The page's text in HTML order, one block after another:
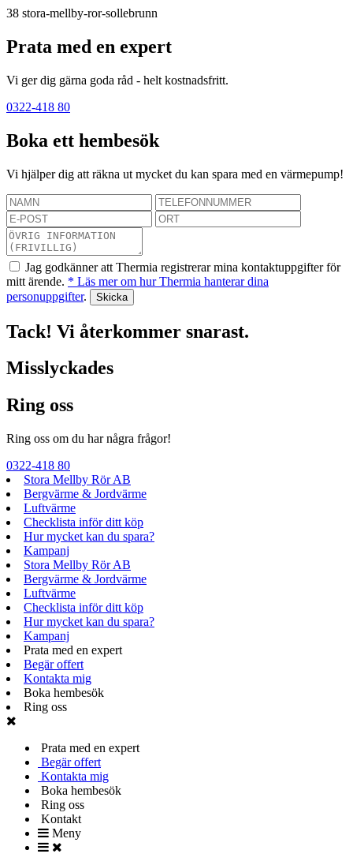
38 stora-mellby-ror-sollebrunn
Prata med en expert
Vi ger dig gärna goda råd - helt kostnadsfritt.
0322-418 80
Boka ett hembesök
Vi hjälper dig att räkna ut mycket du kan spara med en värmepump!
Jag godkänner att Thermia registrerar mina kontaktuppgifter för
mitt ärende. * Läs mer om hur Thermia hanterar dina
personuppgifter.
Tack! Vi återkommer snarast.
Misslyckades
Ring oss
Ring oss om du har några frågor!
0322-418 80
Stora Mellby Rör AB
Bergvärme & Jordvärme
Luftvärme
Checklista inför ditt köp
Hur mycket kan du spara?
Kampanj
Stora Mellby Rör AB
Bergvärme & Jordvärme
Luftvärme
Checklista inför ditt köp
Hur mycket kan du spara?
Kampanj
Prata med en expert
Begär offert
Kontakta mig
Boka hembesök
Ring oss
Prata med en expert
Begär offert
Kontakta mig
Boka hembesök
Ring oss
Kontakt
Meny